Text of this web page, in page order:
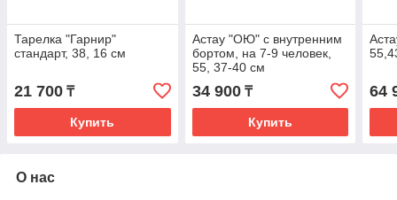
Тарелка "Гарнир"
стандарт, 38, 16 см
21 700 ₸
Купить
Астау "ОЮ" с внутренним
бортом, на 7-9 человек,
55, 37-40 см
34 900₸
Купить
64
О нас